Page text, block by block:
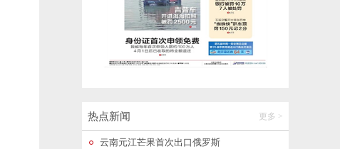
热点新闻 更多 >
基地加速成型
2026-06-14 19:28:18
云南元江芒果首次出口俄罗斯
巴基斯坦总理：美伊已达成和平协议